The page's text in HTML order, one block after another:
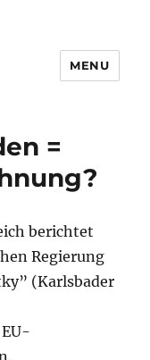
MENU
=
berichtet
Regierung
(Karlsbader